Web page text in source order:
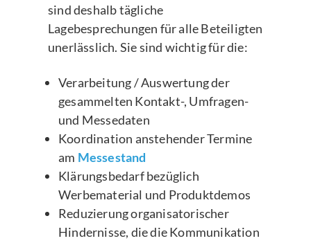
sind deshalb tägliche
Lagebesprechungen für alle Beteiligten
unerlässlich. Sie sind wichtig für die:
Verarbeitung / Auswertung der
gesammelten Kontakt-, Umfragen-
und Messedaten
Koordination anstehender Termine
am Messestand
Klärungsbedarf bezüglich
Werbematerial und Produktdemos
Reduzierung organisatorischer
Hindernisse, die die Kommunikation